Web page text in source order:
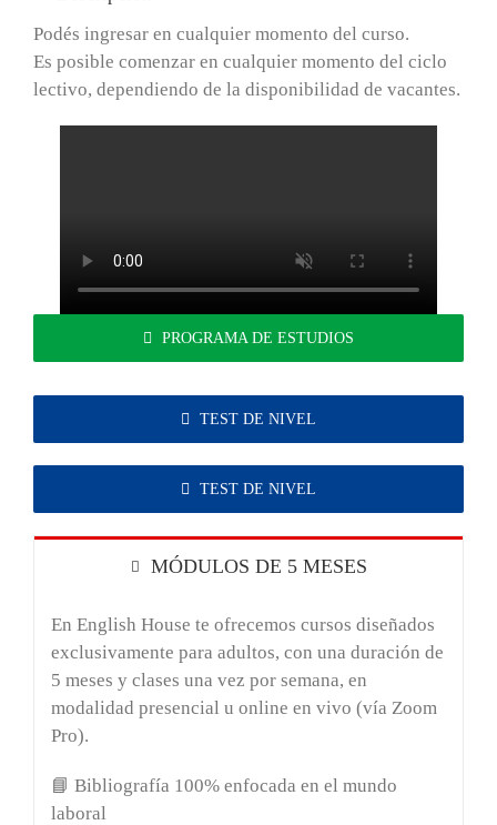
Podés ingresar en cualquier momento del curso.
Es posible comenzar en cualquier momento del ciclo
lectivo, dependiendo de la disponibilidad de vacantes.
PROGRAMA DE ESTUDIOS
TEST DE NIVEL
TEST DE NIVEL
MÓDULOS DE 5 MESES
En English House te ofrecemos cursos diseñados
exclusivamente para adultos, con una duración de
5 meses y clases una vez por semana, en
modalidad presencial u online en vivo (vía Zoom
Pro).
📘 Bibliografía 100% enfocada en el mundo
laboral